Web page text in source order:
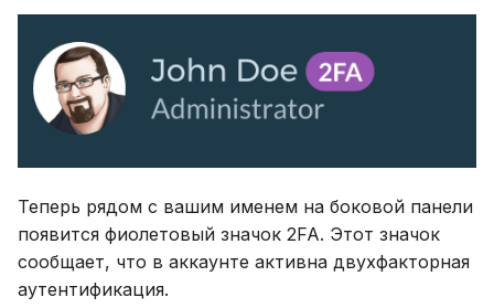
Теперь рядом с вашим именем на боковой панели
появится фиолетовый значок 2FA. Этот значок
сообщает, что в аккаунте активна двухфакторная
аутентификация.